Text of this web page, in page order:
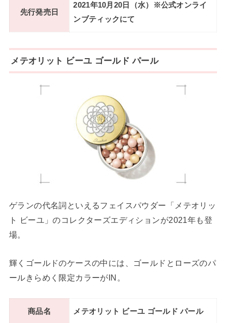
先行発売日
2021年10月20日（水）※公式オンライ
ンブティックにて
メテオリット ビーユ ゴールド パール
ゲランの代名詞といえるフェイスパウダー「メテオリッ
ト ビーユ」のコレクターズエディションが2021年も登
場。
輝くゴールドのケースの中には、ゴールドとローズのパ
ールきらめく限定カラーがIN。
商品名 メテオリット ビーユ ゴールド パール